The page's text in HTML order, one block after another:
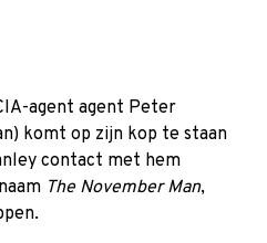
agent agent Peter
komt op zijn kop te staan
contact met hem
The November Man,